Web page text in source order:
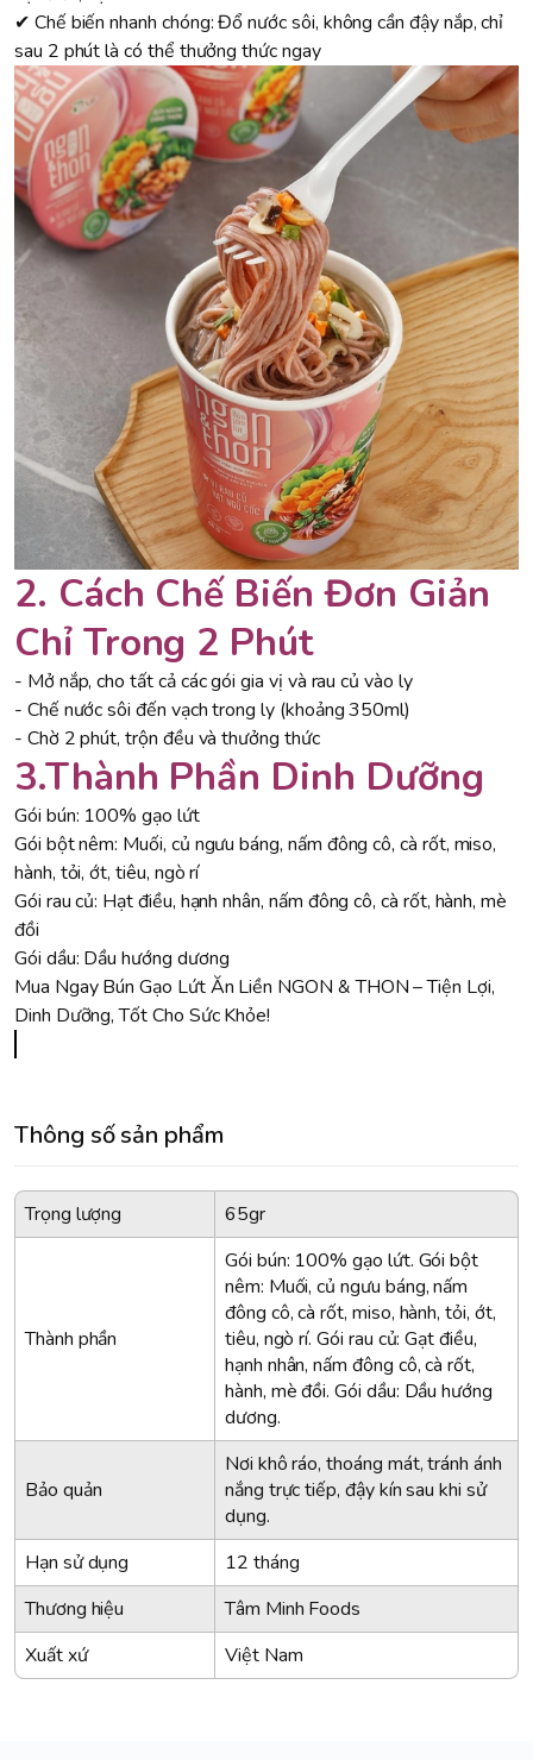
✔ Chế biến nhanh chóng: Đổ nước sôi, không cần đậy nắp, chỉ
sau 2 phút là có thể thưởng thức ngay
2. Cách Chế Biến Đơn Giản
Chỉ Trong 2 Phút
- Mở nắp, cho tất cả các gói gia vị và rau củ vào ly
- Chế nước sôi đến vạch trong ly (khoảng 350ml)
- Chờ 2 phút, trộn đều và thưởng thức
3.Thành Phần Dinh Dưỡng
Gói bún: 100% gạo lứt
Gói bột nêm: Muối, củ ngưu báng, nấm đông cô, cà rốt, miso,
hành, tỏi, ớt, tiêu, ngò rí
Gói rau củ: Hạt điều, hạnh nhân, nấm đông cô, cà rốt, hành, mè
đồi
Gói dầu: Dầu hướng dương
Mua Ngay Bún Gạo Lứt Ăn Liền NGON & THON – Tiện Lợi,
Dinh Dưỡng, Tốt Cho Sức Khỏe!
Thông số sản phẩm
Trọng lượng 65gr
Thành phần
Gói bún: 100% gạo lứt. Gói bột
nêm: Muối, củ ngưu báng, nấm
đông cô, cà rốt, miso, hành, tỏi, ớt,
tiêu, ngò rí. Gói rau củ: Gạt điều,
hạnh nhân, nấm đông cô, cà rốt,
hành, mè đồi. Gói dầu: Dầu hướng
dương.
Bảo quản
Nơi khô ráo, thoáng mát, tránh ánh
nắng trực tiếp, đậy kín sau khi sử
dụng.
Hạn sử dụng
12 tháng
Thương hiệu
Tâm Minh Foods
Xuất xứ
Việt Nam